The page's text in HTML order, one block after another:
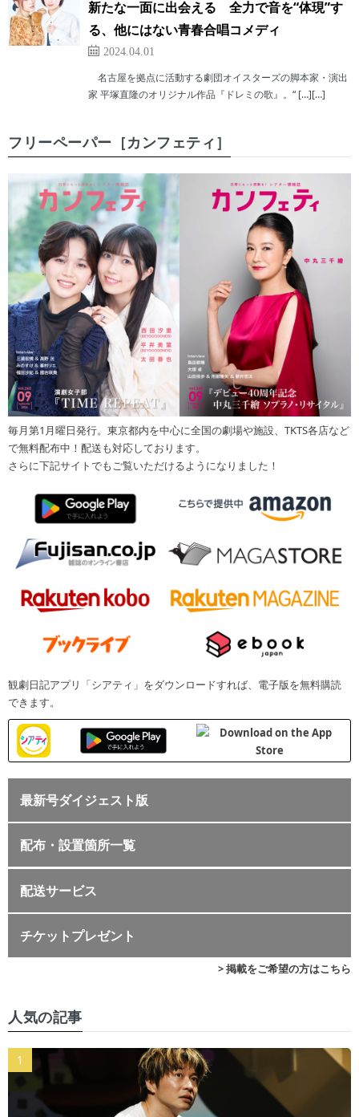
新たな一面に出会える 全力で音を“体現”す
る、他にはない青春合唱コメディ
2024.04.01
名古屋を拠点に活動する劇団オイスターズの脚本家・演出
家 平塚直隆のオリジナル作品『ドレミの歌』。“ […][…]
フリーペーパー［カンフェティ］
毎月第1月曜日発行。東京都内を中心に全国の劇場や施設、TKTS各店など
で無料配布中！配送も対応しております。
さらに下記サイトでもご覧いただけるようになりました！
観劇日記アプリ「シアティ」をダウンロードすれば、電子版を無料購読
できます。
最新号ダイジェスト版
配布・設置箇所一覧
配送サービス
チケットプレゼント
> 掲載をご希望の方はこちら
人気の記事